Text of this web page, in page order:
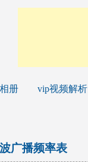
相册 vip视频解析
广播频率表